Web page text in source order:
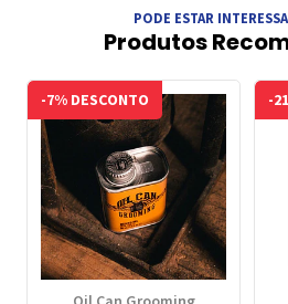
PODE ESTAR
Produtos
-7% DESCONTO -